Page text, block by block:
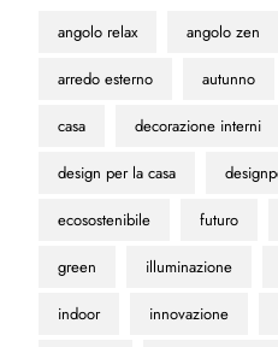
angolo relax angolo zen
arredo esterno autunno
casa decorazione interni
design per la casa
ecosostenibile futuro
green illuminazione
indoor innovazione